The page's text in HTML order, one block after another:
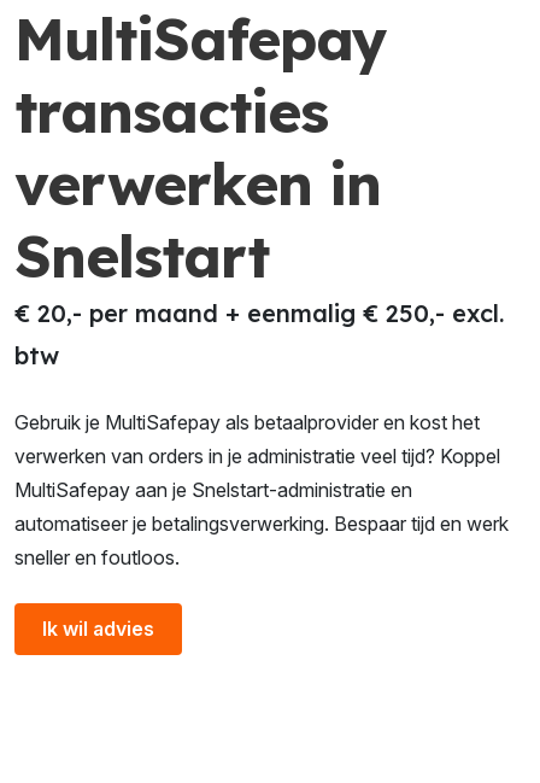
MultiSafepay
transacties
verwerken in
Snelstart
€ 20,- per maand + eenmalig € 250,- excl.
btw
Gebruik je MultiSafepay als betaalprovider en kost het
verwerken van orders in je administratie veel tijd? Koppel
MultiSafepay aan je Snelstart-administratie en
automatiseer je betalingsverwerking. Bespaar tijd en werk
sneller en foutloos.
Ik wil advies